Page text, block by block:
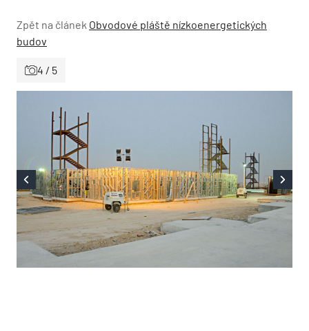
Zpět na článek Obvodové pláště nízkoenergetických
budov
4 / 5